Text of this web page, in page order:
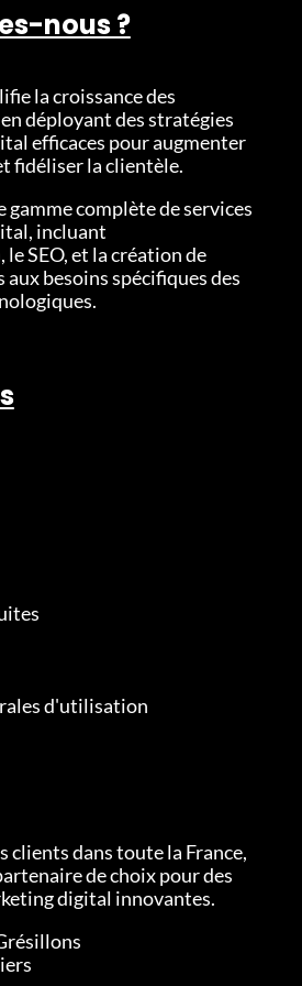
nous ?
la croissance des
déployant des stratégies
efficaces pour augmenter
fidéliser la clientèle.
gamme complète de services
incluant
SEO, et la création de
besoins spécifiques des
d'utilisation
clients dans toute la France,
de choix pour des
digital innovantes.